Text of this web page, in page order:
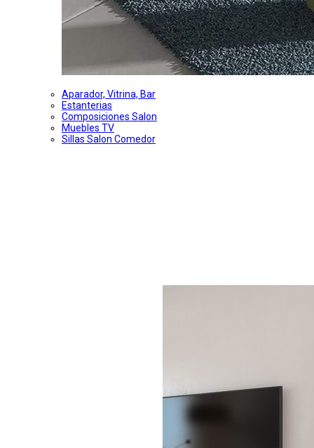
Aparador, Vitrina, Bar
Estanterias
Composiciones Salon
Muebles TV
Sillas Salon Comedor